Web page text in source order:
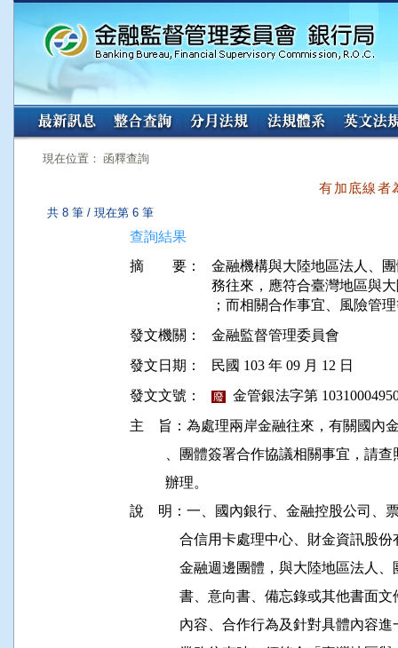
:::
現在位置： 函釋查詢
有加底線者
共 8 筆 / 現在第 6 筆
查詢結果
摘 要：
金融機構與大陸地區法人、
務往來，應符合臺灣地區與
；而相關合作事宜、風險管
發文機關：
金融監督管理委員會
發文日期：
民國 103 年 09 月 12 日
發文文號：
廢
金管銀法字第
主    旨：為處理兩岸金融往來，有關國內
、團體簽署合作協議相關事宜，
          辦理。
說    明：一、國內銀行、金融控股公司、
合信用卡處理中心、財金資訊
金融週邊團體，與大陸地區法
書、意向書、備忘錄或其他書
內容、合作行為及針對具體內